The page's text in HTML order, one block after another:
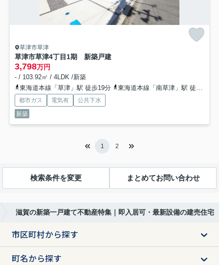
草津市草津
草津市草津4丁目1期 新築戸建
3,798万円
- / 103.92㎡ / 4LDK /新築
東海道本線「草津」駅 徒歩19分
東海道本線「南草津」駅 徒歩22分
都市ガス 電気有
公共下水
新築
1 2
検索条件を変更 まとめてお問い合わせ
滋賀の新築一戸建て不動産特集｜即入居可・最新設備の建売住宅
市区町村から探す
町名から探す